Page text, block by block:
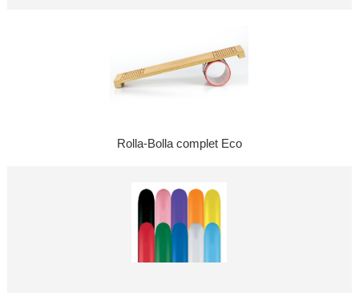
Rolla-Bolla complet Eco